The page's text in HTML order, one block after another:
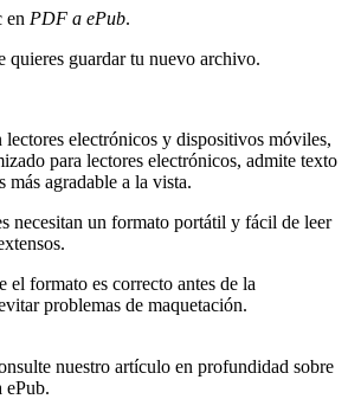
en PDF a ePub.
quieres guardar tu nuevo archivo.
lectores electrónicos y dispositivos móviles,
para lectores electrónicos, admite texto
más agradable a la vista.
necesitan un formato portátil y fácil de leer
el formato es correcto antes de la
problemas de maquetación.
nuestro artículo en profundidad sobre
ePub.